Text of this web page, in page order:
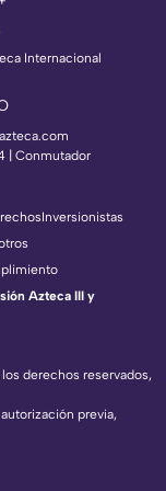
Internacional
| Conmutador
los derechos reservados,
previa,
Inversionistas
Azteca III y